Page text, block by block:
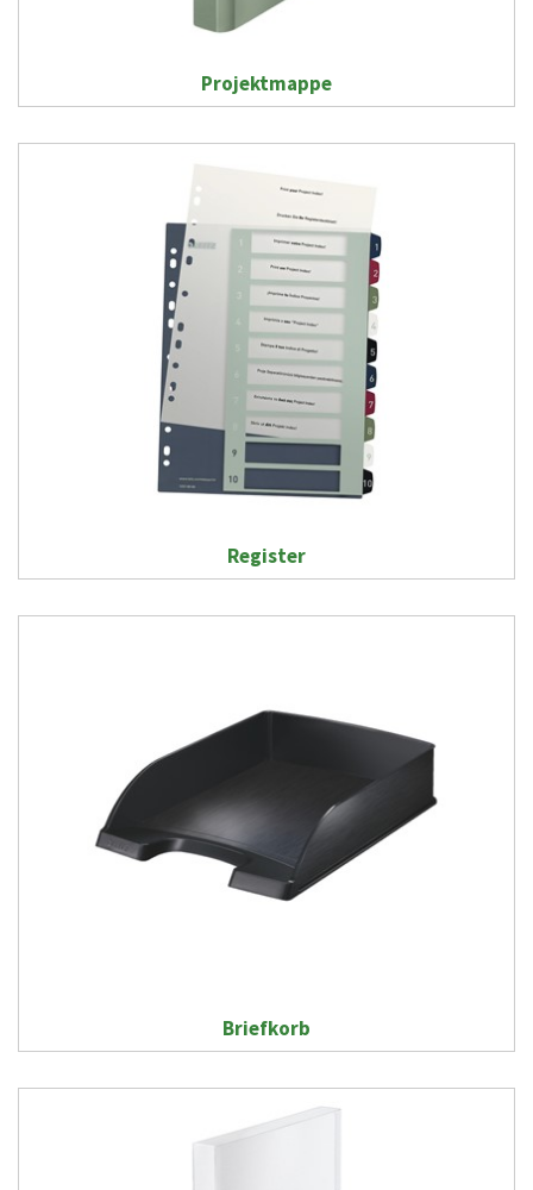
Projektmappe
Register
Briefkorb